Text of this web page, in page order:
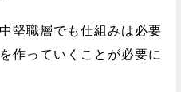
堅職層でも仕組みは必要
作っていくことが必要に